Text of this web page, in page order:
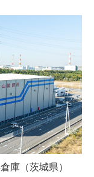
庫（茨城県）